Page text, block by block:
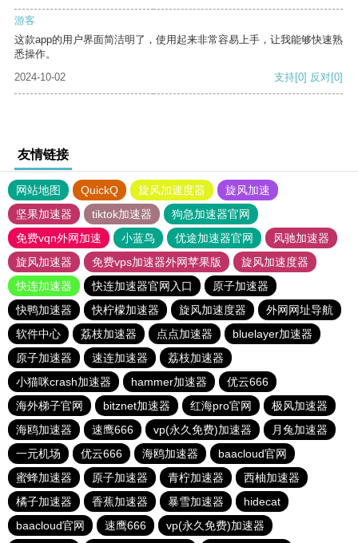
游客
这款app的用户界面简洁明了，使用起来非常容易上手，让我能够快速熟
悉操作。
2024-10-02
支持[0] 反对[0]
友情链接
网站地图 QuickQ 旋风加速度器
旋风加速
坚果加速器
tiktok加速器
狗急加速器官网
免费vqn外网加速
小蓝鸟 优途加速器官网
风驰加速器
旋风加速器
免费vps加速器外网苹果版
旋风加速度器
快连加速器
快连加速器官网入口
原子加速器
快鸭加速器
快柠檬加速器 旋风加速度器
外网网址导航
软件中心
荔枝加速器 点点加速器
bluelayer加速器
原子加速器
速连加速器
荔枝加速器
小猫咪crash加速器
hammer加速器
优云666
海外梯子官网
bitznet加速器 红海pro官网
极风加速器
海鸥加速器
速鹰666 vp(永久免费)加速器
月兔加速器
一元机场
优云666 海鸥加速器
baacloud官网
蜜蜂加速器
原子加速器 青柠加速器
西柚加速器
橘子加速器
香蕉加速器 暴雪加速器
hidecat
baacloud官网
速鹰666 vp(永久免费)加速器